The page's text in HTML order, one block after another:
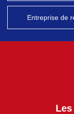
Entreprise de